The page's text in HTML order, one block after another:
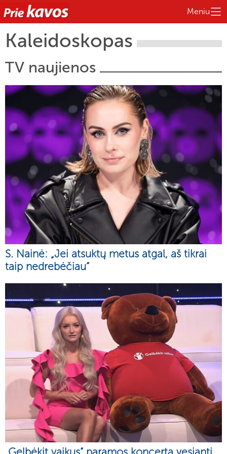
Meniu
Kaleidoskopas
TV naujienos
S. Nainė: „Jei atsuktų metus atgal, aš tikrai
taip nedrebėčiau“